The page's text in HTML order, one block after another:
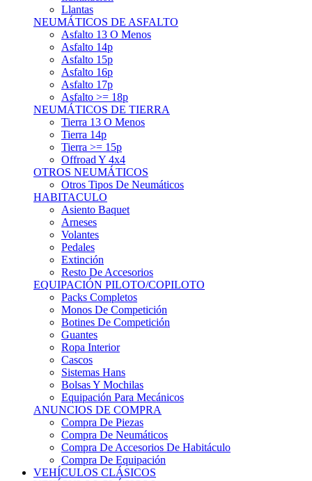
NEUMÁTICOS DE ASFALTO
Asfalto 13 O Menos
Asfalto 14p
Asfalto 15p
Asfalto 16p
Asfalto 17p
Asfalto >= 18p
NEUMÁTICOS DE TIERRA
Tierra 13 O Menos
Tierra 14p
Tierra >= 15p
Offroad Y 4x4
OTROS NEUMÁTICOS
Otros Tipos De Neumáticos
HABITACULO
Asiento Baquet
Arneses
Volantes
Pedales
Extinción
Resto De Accesorios
EQUIPACIÓN PILOTO/COPILOTO
Packs Completos
Monos De Competición
Botines De Competición
Guantes
Ropa Interior
Cascos
Sistemas Hans
Bolsas Y Mochilas
Equipación Para Mecánicos
ANUNCIOS DE COMPRA
Compra De Piezas
Compra De Neumáticos
Compra De Accesorios De Habitáculo
Compra De Equipación
VEHÍCULOS CLÁSICOS
VEHÍCULOS CLÁSICOS